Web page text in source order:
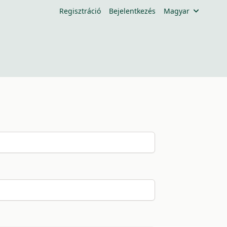
Regisztráció Bejelentkezés Magyar